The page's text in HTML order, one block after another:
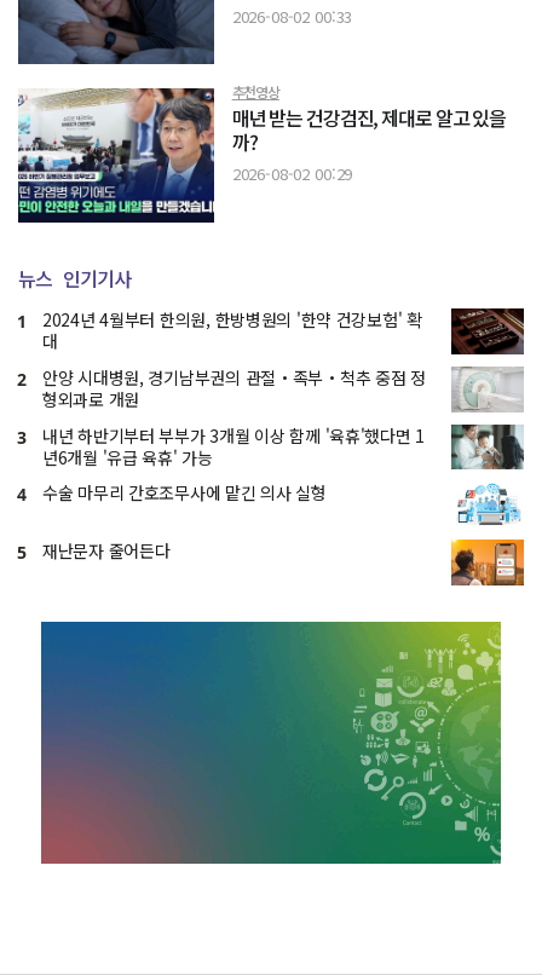
2026-08-02 00:33
추천영상
매년 받는 건강검진, 제대로 알고 있을
까?
2026-08-02 00:29
뉴스 인기기사
1
2024년 4월부터 한의원, 한방병원의 '한약 건강보험' 확
대
2
안양 시대병원, 경기남부권의 관절・족부・척추 중점 정
형외과로 개원
3
내년 하반기부터 부부가 3개월 이상 함께 '육휴'했다면 1
년6개월 '유급 육휴' 가능
4 수술 마무리 간호조무사에 맡긴 의사 실형
5 재난문자 줄어든다